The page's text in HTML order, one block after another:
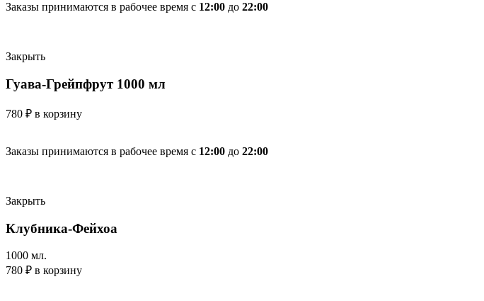
Заказы принимаются в рабочее время с 12:00 до 22:00
Закрыть
Гуава-Грейпфрут 1000 мл
780 ₽ в корзину
Заказы принимаются в рабочее время с 12:00 до 22:00
Закрыть
Клубника-Фейхоа
1000 мл.
780 ₽ в корзину